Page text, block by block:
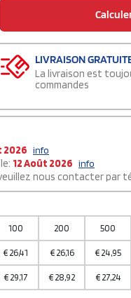
LIVRAISON
La livraison est
commandes
2026 info
12 Août 2026 info
nous contacter par
100 200 500
€ 26,41 € 26,16 € 24,95
€ 29,17 € 28,92 € 27,24